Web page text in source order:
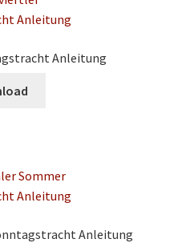
Anleitung
Anleitung